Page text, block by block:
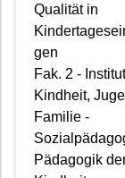
Qualität in
gen
Fak. 2 - Institut
Kindheit,
Familie -
Pädagogik